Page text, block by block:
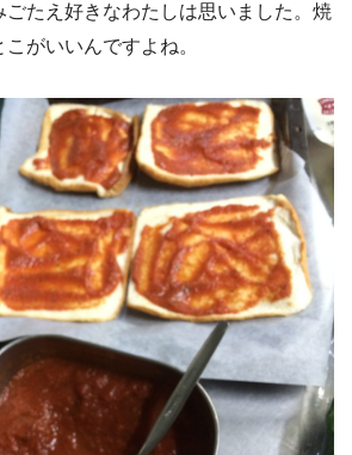
ごたえ好きなわたしは思いました。焼
がいいんですよね。